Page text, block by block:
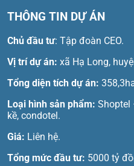
THÔNG TIN DỰ ÁN
Chủ đầu tư: Tập đoàn CEO.
Vị trí dự án: xã Hạ Long,
Tổng diện tích dự án:
Loại hình sản phẩm: Shoptel
kề, condotel.
Giá: Liên hệ.
Tổng mức đầu tư: 5000 tỷ